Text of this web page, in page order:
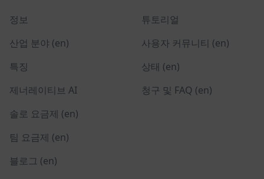
정보
산업 분야 (en)
특징
제너레이티브 AI
솔로 요금제 (en)
팀 요금제 (en)
블로그 (en)
튜토리얼
사용자 커뮤니티 (en)
상태 (en)
청구 및 FAQ (en)